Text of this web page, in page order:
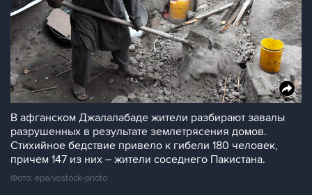
В афганском Джалалабаде жители разбирают завалы
разрушенных в результате землетрясения домов.
Стихийное бедствие привело к гибели 180 человек,
причем 147 из них – жители соседнего Пакистана.
Фото: epa/vostock-photo